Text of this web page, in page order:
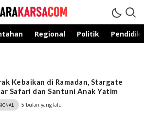
terpercaya
Regional Politik
Kebaikan di Ramadan, Stargate
Safari dan Santuni Anak Yatim
5 bulan yang lalu